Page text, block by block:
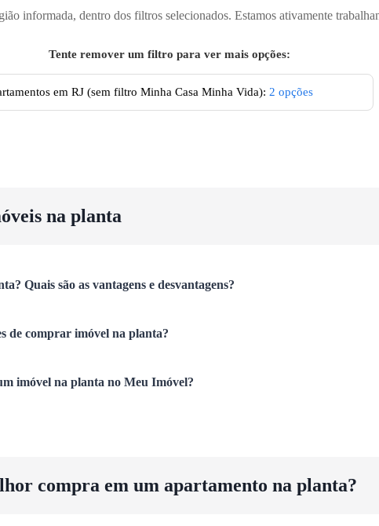
informada, dentro dos filtros selecionados. Estamos ativamente
Tente remover um filtro para ver mais opções:
em RJ (sem filtro Minha Casa Minha Vida): 2 opções
na planta
Quais são as vantagens e desvantagens?
de comprar imóvel na planta?
imóvel na planta no Meu Imóvel?
compra em um apartamento na planta?